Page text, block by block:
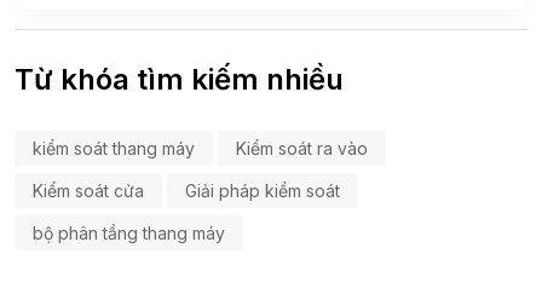
Từ khóa tìm kiếm nhiều
kiểm soát thang máy Kiểm soát ra vào
Kiểm soát cửa Giải pháp kiểm soát
bộ phân tầng thang máy